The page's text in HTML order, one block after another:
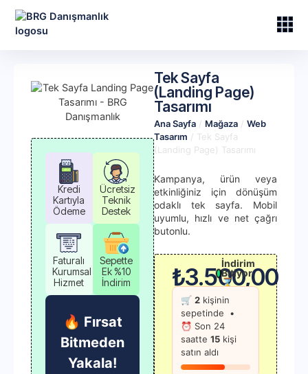
Kredi
Kartıyla
Ödeme
Ücretsiz
Teknik
Destek
Faturalı
Kurumsal
Hizmet
Sepette
Ek %10
İndirim
🔥 Fırsat
Bitmeden
Yakala!
Tek Sayfa
(Landing Page)
Tasarımı
Ana Sayfa / Mağaza / Web
Tasarım / Tek Sayfa
(Landing Page) Tasarımı
Kampanya, ürün veya
etkinliğiniz için dönüşüm
odaklı tek sayfa. Mobil
uyumlu, hızlı ve net çağrı
butonlu.
₺3.500,00
İndirim
Bitiyor
⌛
🛒 2 kişinin
sepetinde •
⏰ Son 24
saatte 15 kişi
satın aldı